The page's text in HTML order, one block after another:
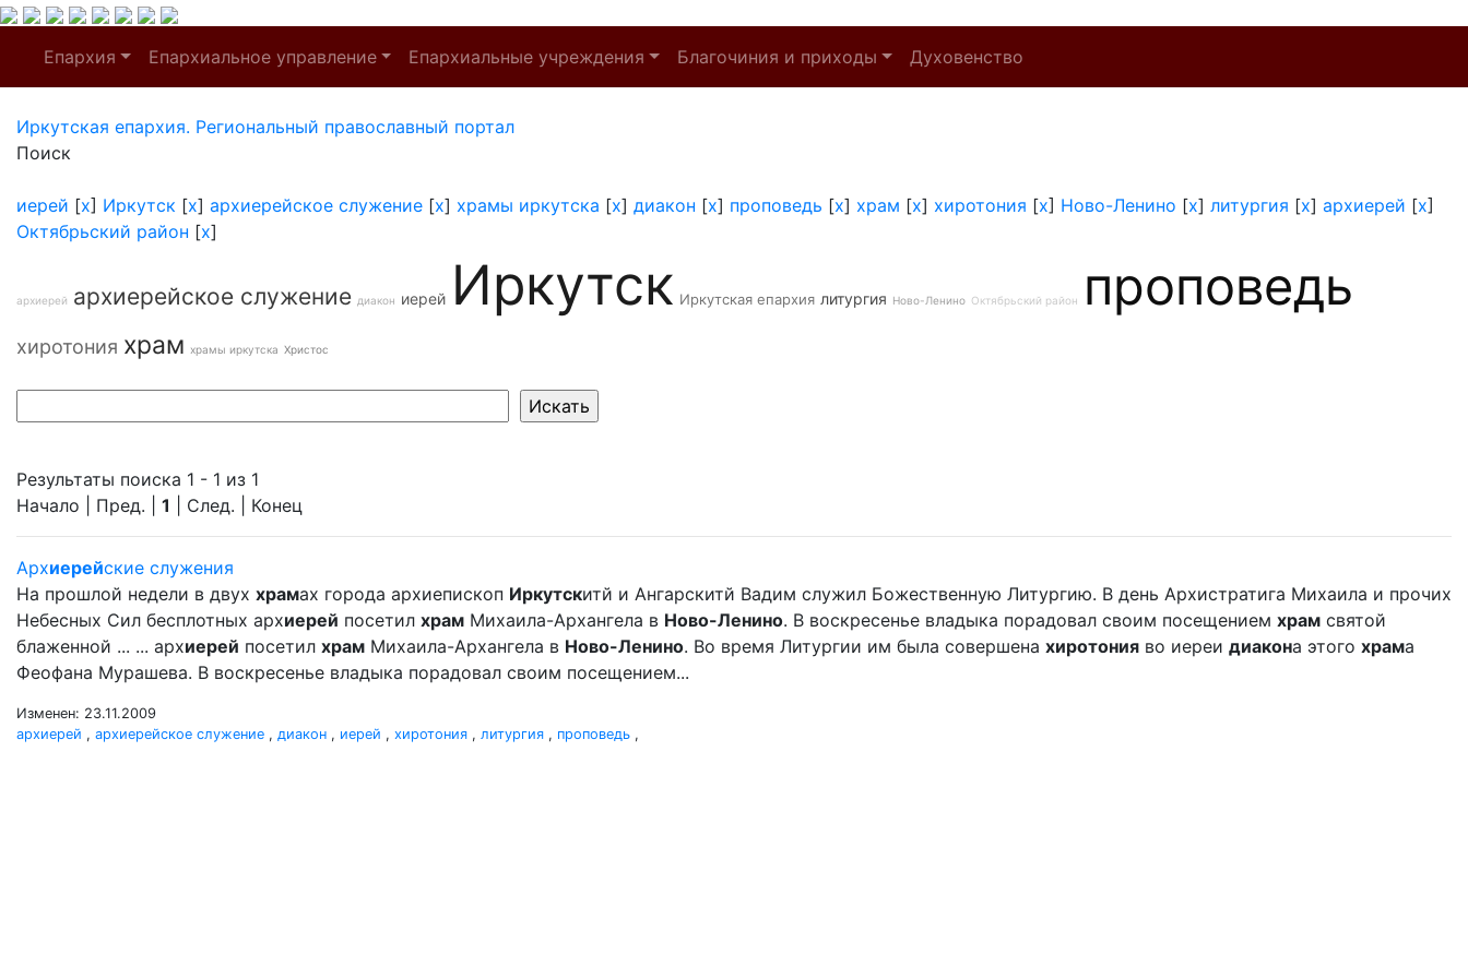
Епархия Епархиальное управление Епархиальные учреждения Благочиния и приходы Духовенство
Иркутская епархия. Региональный православный портал
Поиск
иерей [x] Иркутск [x] архиерейское служение [x] храмы иркутска [x] диакон [x] проповедь [x] храм [x] хиротония [x] Ново-Ленино [x] литургия [x] архиерей [x]
Октябрьский район [x]
архиерей архиерейское служение диакон иерей Иркутск Иркутская епархия литургия Ново-Ленино Октябрьский район проповедь
хиротония храм храмы иркутска Христос
Результаты поиска 1 - 1 из 1
Начало | Пред. | 1 | След. | Конец
Архиерейские служения
На прошлой недели в двух храмах города архиепископ Иркутскитй и Ангарскитй Вадим служил Божественную Литургию. В день Архистратига Михаила и прочих
Небесных Сил бесплотных архиерей посетил храм Михаила-Архангела в Ново-Ленино. В воскресенье владыка порадовал своим посещением храм святой
блаженной ... ... архиерей посетил храм Михаила-Архангела в Ново-Ленино. Во время Литургии им была совершена хиротония во иереи диакона этого храма
Феофана Мурашева. В воскресенье владыка порадовал своим посещением...
Изменен: 23.11.2009
архиерей , архиерейское служение , диакон , иерей , хиротония , литургия , проповедь ,